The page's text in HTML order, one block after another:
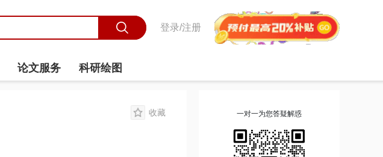
登录/注册
论文服务 科研绘图
收藏 一对一为您答疑解惑